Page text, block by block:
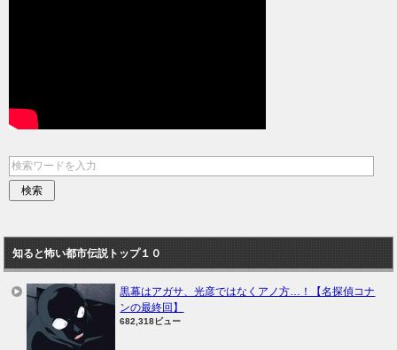
知ると怖い都市伝説トップ１０
黒幕はアガサ、光彦ではなくアノ方…！【名探偵コナ
ンの最終回】
682,318ビュー